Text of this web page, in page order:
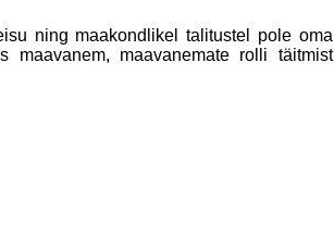
ning maakondlikel talitustel pole oma
maavanemate rolli täitmist